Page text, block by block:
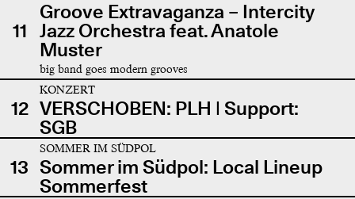
11
Groove Extravaganza – Intercity
Jazz Orchestra feat. Anatole
Muster
big band goes modern grooves
12
KONZERT
VERSCHOBEN: PLH | Support:
SGB
13
SOMMER IM SÜDPOL
Sommer im Südpol: Local Lineup
Sommerfest